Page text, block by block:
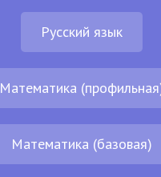
Русский язык
Математика
Математика (базовая)